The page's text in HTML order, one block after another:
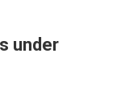
under